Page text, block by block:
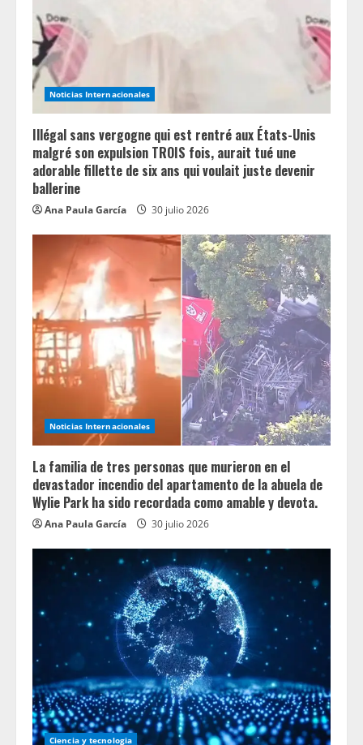
Noticias Internacionales
Illégal sans vergogne qui est rentré aux États-Unis
malgré son expulsion TROIS fois, aurait tué une
adorable fillette de six ans qui voulait juste devenir
ballerine
Ana Paula García 30 julio 2026
Noticias Internacionales
La familia de tres personas que murieron en el
devastador incendio del apartamento de la abuela de
Wylie Park ha sido recordada como amable y devota.
Ana Paula García 30 julio 2026
Ciencia y tecnologia